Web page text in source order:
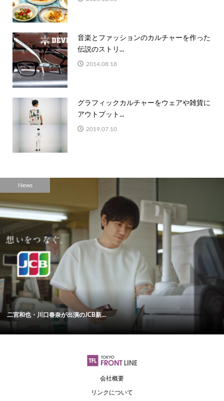
音楽とファッションのカルチャーを作った
伝説のストリ...
2014.08.18
グラフィックカルチャーをウェアや雑貨に
アウトプット...
2019.07.10
News
二宮和也・川口春奈が出演のJCB新...
会社概要
リンクについて